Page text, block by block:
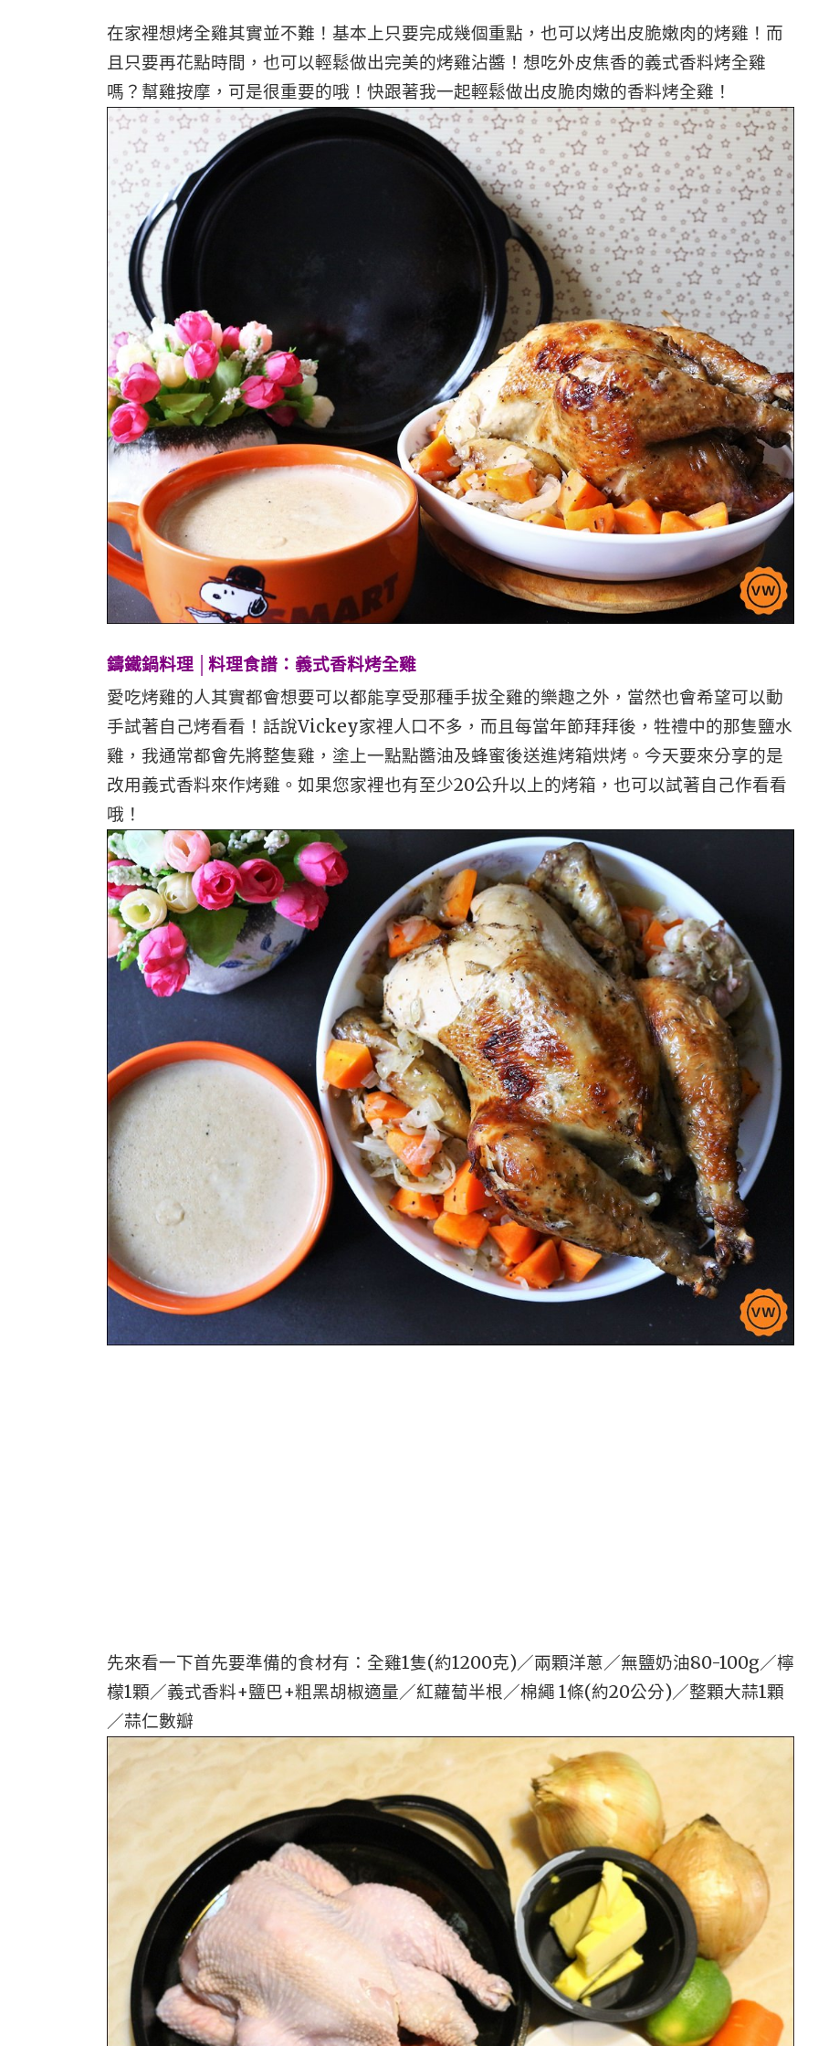
在家裡想烤全雞其實並不難！基本上只要完成幾個重點，也可以烤出皮脆嫩肉的烤雞！而
且只要再花點時間，也可以輕鬆做出完美的烤雞沾醬！想吃外皮焦香的義式香料烤全雞
嗎？幫雞按摩，可是很重要的哦！快跟著我一起輕鬆做出皮脆肉嫩的香料烤全雞！
鑄鐵鍋料理 │料理食譜：義式香料烤全雞
愛吃烤雞的人其實都會想要可以都能享受那種手拔全雞的樂趣之外，當然也會希望可以動
手試著自己烤看看！話說Vickey家裡人口不多，而且每當年節拜拜後，牲禮中的那隻鹽水
雞，我通常都會先將整隻雞，塗上一點點醬油及蜂蜜後送進烤箱烘烤。今天要來分享的是
改用義式香料來作烤雞。如果您家裡也有至少20公升以上的烤箱，也可以試著自己作看看
哦！
先來看一下首先要準備的食材有：全雞1隻(約1200克)／兩顆洋蔥／無鹽奶油80-100g／檸
檬1顆／義式香料+鹽巴+粗黑胡椒適量／紅蘿蔔半根／棉繩 1條(約20公分)／整顆大蒜1顆
／蒜仁數瓣